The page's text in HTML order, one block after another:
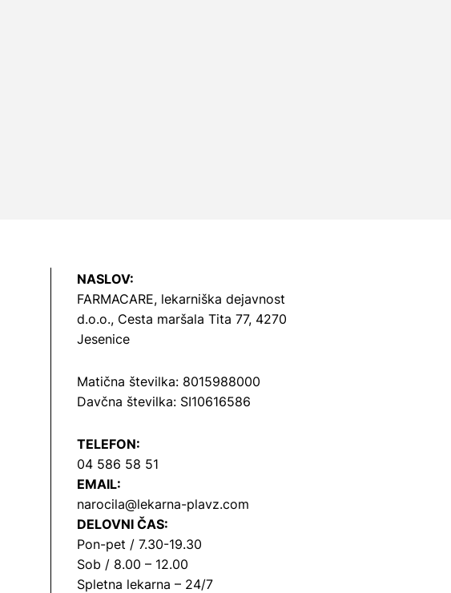
NASLOV:
FARMACARE, lekarniška dejavnost
d.o.o., Cesta maršala Tita 77, 4270
Jesenice
Matična številka: 8015988000
Davčna številka: SI10616586
TELEFON:
04 586 58 51
EMAIL:
narocila@lekarna-plavz.com
DELOVNI ČAS:
Pon-pet / 7.30-19.30
Sob / 8.00 – 12.00
Spletna lekarna – 24/7